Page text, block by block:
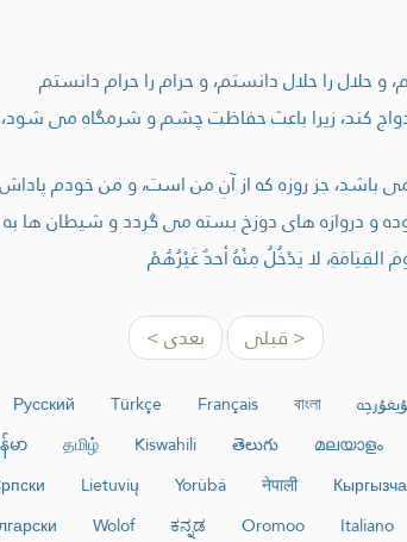
و حلال را حلال دانستم، و حرام را حرام دانستم
كند، زيرا باعث حفاظت چشم و شرمگاه می شود،
باشد، جز روزه که از آنِ من است، و من خودم
و دروازه های دوزخ بسته می گردد و شيطان ها
القِيَامَةِ، لا يَدْخُلُ مِنْهُ أحدٌ غَيْرُهُمْ
< قبلی بعدی >
বাংলা
Français
Türkçe
Русский
മലയാളം
తెలుగు
Kiswahili
தமிழ்
မာ
Кыргызча
नेपाली
Yorùbá
Lietuvių
Italiano
Oromoo
ಕನ್ನಡ
Wolof